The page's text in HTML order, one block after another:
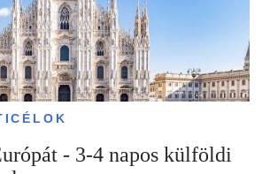
- 3-4 napos külföldi